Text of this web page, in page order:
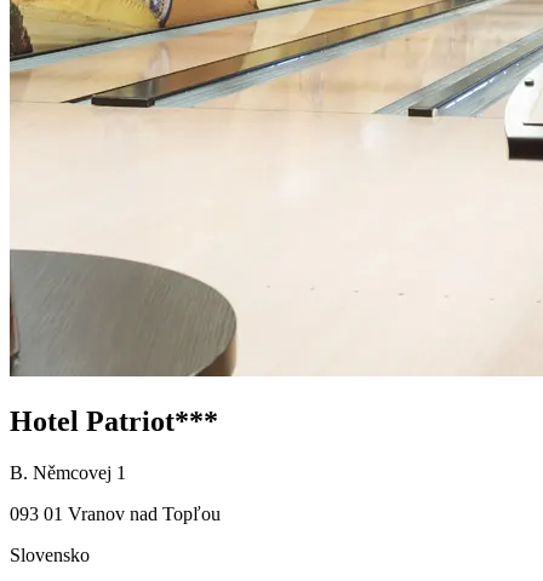
Hotel Patriot***
B. Němcovej 1
093 01 Vranov nad Topľou
Slovensko